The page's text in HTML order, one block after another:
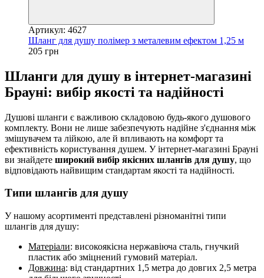
Артикул: 4627
Шланг для душу полімер з металевим ефектом 1,25 м
205 грн
Шланги для душу в інтернет-магазині
Брауні: вибір якості та надійності
Душові шланги є важливою складовою будь-якого душового
комплекту. Вони не лише забезпечують надійне з'єднання між
змішувачем та лійкою, але й впливають на комфорт та
ефективність користування душем. У інтернет-магазині Брауні
ви знайдете широкий вибір якісних шлангів для душу, що
відповідають найвищим стандартам якості та надійності.
Типи шлангів для душу
У нашому асортименті представлені різноманітні типи
шлангів для душу:
Матеріали: високоякісна нержавіюча сталь, гнучкий
пластик або зміцнений гумовий матеріал.
Довжина: від стандартних 1,5 метра до довгих 2,5 метра